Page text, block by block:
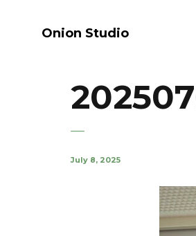
Onion Studio
July 8, 2025